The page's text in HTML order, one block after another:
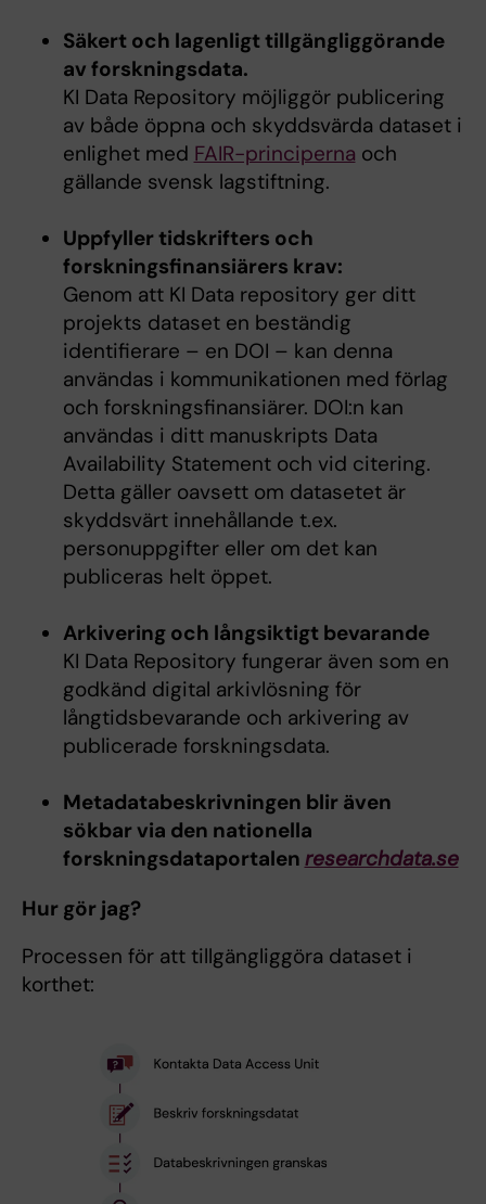
Säkert och lagenligt tillgängliggörande
av forskningsdata.
KI Data Repository möjliggör publicering
av både öppna och skyddsvärda dataset i
enlighet med FAIR-principerna och
gällande svensk lagstiftning.
Uppfyller tidskrifters och
forskningsfinansiärers krav:
Genom att KI Data repository ger ditt
projekts dataset en beständig
identifierare – en DOI – kan denna
användas i kommunikationen med förlag
och forskningsfinansiärer. DOI:n kan
användas i ditt manuskripts Data
Availability Statement och vid citering.
Detta gäller oavsett om datasetet är
skyddsvärt innehållande t.ex.
personuppgifter eller om det kan
publiceras helt öppet.
Arkivering och långsiktigt bevarande
KI Data Repository fungerar även som en
godkänd digital arkivlösning för
långtidsbevarande och arkivering av
publicerade forskningsdata.
Metadatabeskrivningen blir även
sökbar via den nationella
forskningsdataportalen researchdata.se
Hur gör jag?
Processen för att tillgängliggöra dataset i
korthet: